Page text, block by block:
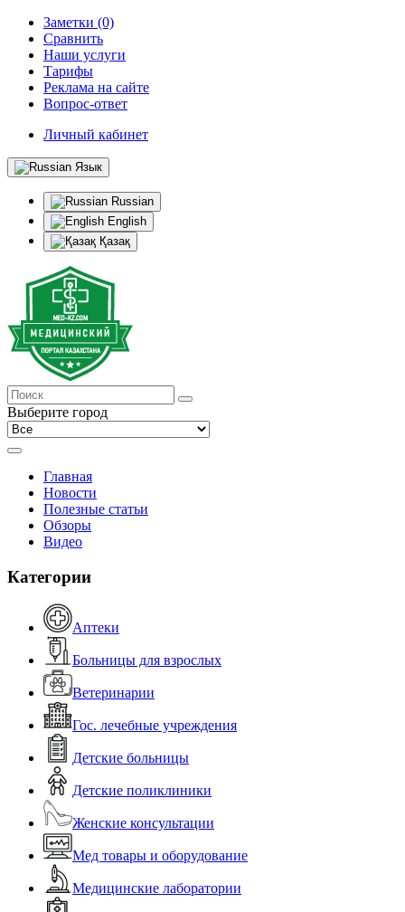
Заметки (0)
Сравнить
Наши услуги
Тарифы
Реклама на сайте
Вопрос-ответ
Личный кабинет
Язык
Russian
English
Қазақ
Выберите город
Главная
Новости
Полезные статьи
Обзоры
Видео
Категории
Аптеки
Больницы для взрослых
Ветеринарии
Гос. лечебные учреждения
Детские больницы
Детские поликлиники
Женские консультации
Мед товары и оборудование
Медицинские лаборатории